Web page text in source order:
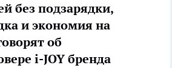
без подзарядки,
и экономия на
об
i-JOY бренда